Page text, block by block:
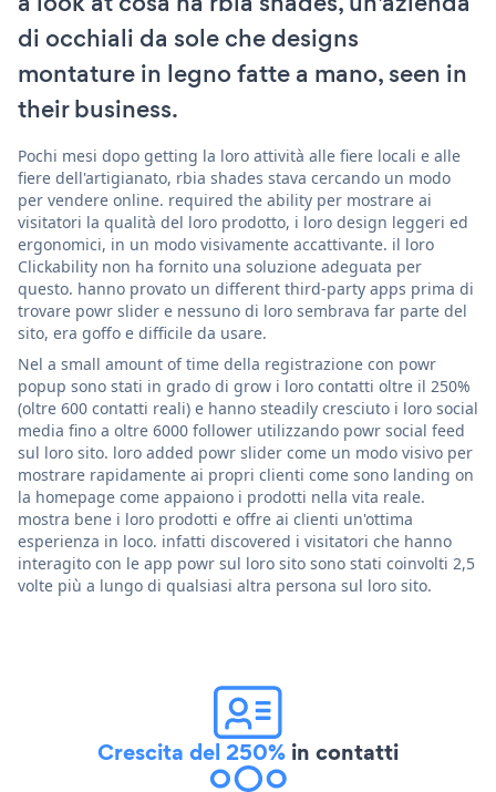
di occhiali da sole che designs
montature in legno fatte a mano, seen in
their business.
Pochi mesi dopo getting la loro attività alle fiere locali e alle
fiere dell'artigianato, rbia shades stava cercando un modo
per vendere online. required the ability per mostrare ai
visitatori la qualità del loro prodotto, i loro design leggeri ed
ergonomici, in un modo visivamente accattivante. il loro
Clickability non ha fornito una soluzione adeguata per
questo. hanno provato un different third-party apps prima di
trovare powr slider e nessuno di loro sembrava far parte del
sito, era goffo e difficile da usare.
Nel a small amount of time della registrazione con powr
popup sono stati in grado di grow i loro contatti oltre il 250%
(oltre 600 contatti reali) e hanno steadily cresciuto i loro social
media fino a oltre 6000 follower utilizzando powr social feed
sul loro sito. loro added powr slider come un modo visivo per
mostrare rapidamente ai propri clienti come sono landing on
la homepage come appaiono i prodotti nella vita reale.
mostra bene i loro prodotti e offre ai clienti un'ottima
esperienza in loco. infatti discovered i visitatori che hanno
interagito con le app powr sul loro sito sono stati coinvolti 2,5
volte più a lungo di qualsiasi altra persona sul loro sito.
Crescita del 250% in contatti